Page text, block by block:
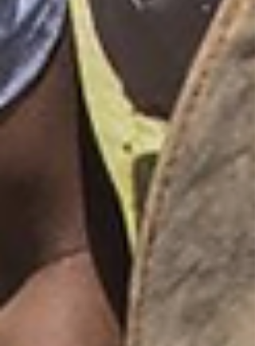
nesta terça-feira (18) mostra que o Cerrado
ganhou 1,8% de área enquanto a Mata
Atlântica perdeu 1%. Segundo o IBGE, as
alterações se deram por conta de